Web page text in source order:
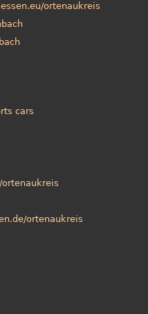
ortenaukreis
cars
ortenaukreis